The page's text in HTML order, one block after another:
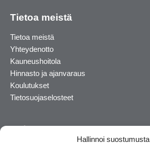
Hallinnoi suostumusta
Tietoa meistä
Tietoa meistä
Yhteydenotto
Kauneushoitola
Hinnasto ja ajanvaraus
Koulutukset
Tietosuojaselosteet